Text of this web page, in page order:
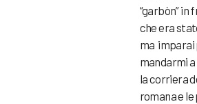
“garbòn”
che era
ma imparai
mandarmi
la corriera
romana e